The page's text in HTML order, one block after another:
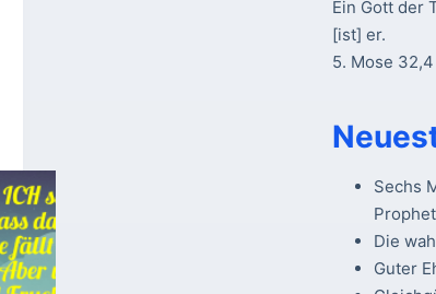
Ein Gott der
[ist] er.
5. Mose 32,4
Sechs
Die
Guter